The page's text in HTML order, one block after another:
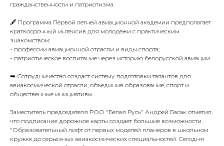
гражданственности и патриотизма.
🖋 Программа Первой летней авиационной академии предполагает
краткосрочный интенсив для молодежи с практическим
знакомством:
- профессии авиационной отрасли и виды спорта;
- патриотическое воспитание через историю белорусской авиации.
➡️ Сотрудничество создаст систему подготовки талантов для
авиакосмической отрасли, объединив образование, спорт и
общественные инициативы
Заместитель председателя РОО "Белая Русь" Андрей Басак отметил,
что подписание дорожное карты создает большие возможности.
"Образовательный лифт от первых моделей планеров в школьном
кружке до серьезных авиакосмических специальностей. Сегодня